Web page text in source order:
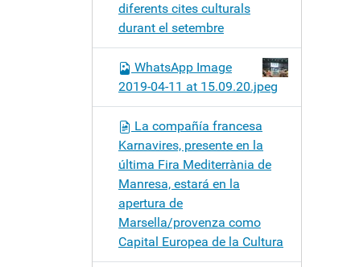
diferents cites culturals
durant el setembre
WhatsApp Image
2019-04-11 at 15.09.20.jpeg
La compañía francesa
Karnavires, presente en la
última Fira Mediterrània de
Manresa, estará en la
apertura de
Marsella/provenza como
Capital Europea de la Cultura